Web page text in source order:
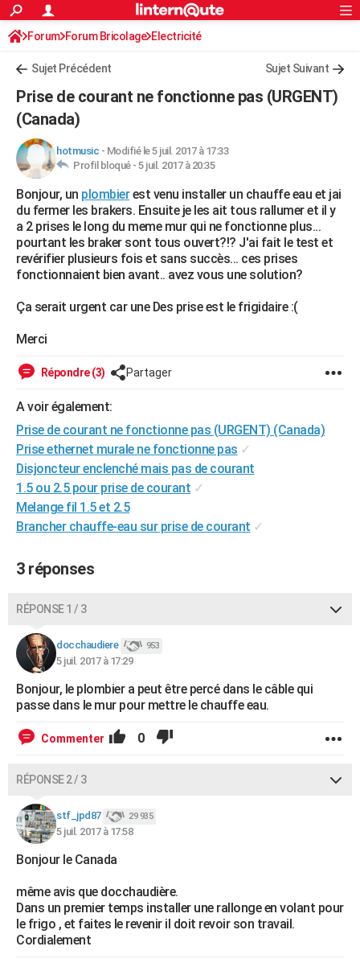
ACTUALITÉS
Politique
Société
Faits Divers
Education
Monde
Villes
+
Programme TV
TNTStreaming
Cinéma
Sorties cinéma
Musique
+FINANCE
Retraite
Impôts
Epargne
Immobilier
Risques naturels par ville
Banque
Assurance
Crédit
AUTO
Essais
Réserver un essai
Citadines
Berlines
SUV
Forum auto
HIGH-TECH
Mobiles
Meilleur smartphone
Internet
Ordinateurs
Jeux vidéo
Guide high-tech
+BRICOLAGE
Forum
Aménagement intérieur
Extérieur
Cuisine
Salle de bains
Jardinage
Rangement
WEEK-END
Guides de France
Escapades
Patrimoine
Expositions
Musées
Week-end nature
+LIFESTYLE
Art de vivre
Bien-être
Loisirs
Mode
Modes de vie
SANTE
Alimentation
Guide de la santé
Maladies
Médicaments
Sommeil
VOYAGE
Destinations
City break
Voyage nature
Voyage de noces
Forum
Climat
PHOTO
GUIDES D'ACHAT
BONS PLANS
CARTE DE VOEUX
Carte de Noël
Carte Bonne année
Carte Saint-Valentin
Carte Pâques
Carte d'anniversaire
DICTIONNAIRE
COPAINS D'AVANT
S'inscrire
Se connecter
Lycées
Collèges
Primaires
Universités
Entreprises
Service militaire
Avis de recherche
AVIS DE DÉCÈS
FORUM
Bricolage
Lifestyle
Culture
Sport
Auto
Television
Voyage
Cinema
S'inscrire
Connexion
Forum Forum Bricolage Electricité
Sujet Précédent Sujet Suivant
Prise de courant ne fonctionne pas (URGENT)
(Canada)
hotmusic - Modifié le 5 juil. 2017 à 17:33
Profil bloqué - 5 juil. 2017 à 20:35
Bonjour, un plombierest venu installer un chauffe eau et jai
du fermer les brakers. Ensuite je les ait tous rallumer et il y
a 2 prises le long du meme mur qui ne fonctionne plus...
pourtant les braker sont tous ouvert?!? J'ai fait le test et
revérifier plusieurs fois et sans succès... ces prises
fonctionnaient bien avant.. avez vous une solution?
Ça serait urgent car une Des prise est le frigidaire :(
Merci
Répondre (3) Partager
A voir également:
Prise de courant ne fonctionne pas (URGENT) (Canada)
Prise ethernet murale ne fonctionne pas ✓
Disjoncteur enclenché mais pas de courant
1.5 ou 2.5 pour prise de courant ✓
Melange fil 1.5 et 2.5
Brancher chauffe-eau sur prise de courant ✓
3 réponses
RÉPONSE 1 / 3
docchaudiere 953
5 juil. 2017 à 17:29
Bonjour, le plombier a peut être percé dans le câble qui
passe dans le mur pour mettre le chauffe eau.
Commenter 0
RÉPONSE 2 / 3
stf_jpd87 29 935
5 juil. 2017 à 17:58
Bonjour le Canada
même avis que docchaudière.
Dans un premier temps installer une rallonge en volant pour
le frigo , et faites le revenir il doit revoir son travail.
Cordialement